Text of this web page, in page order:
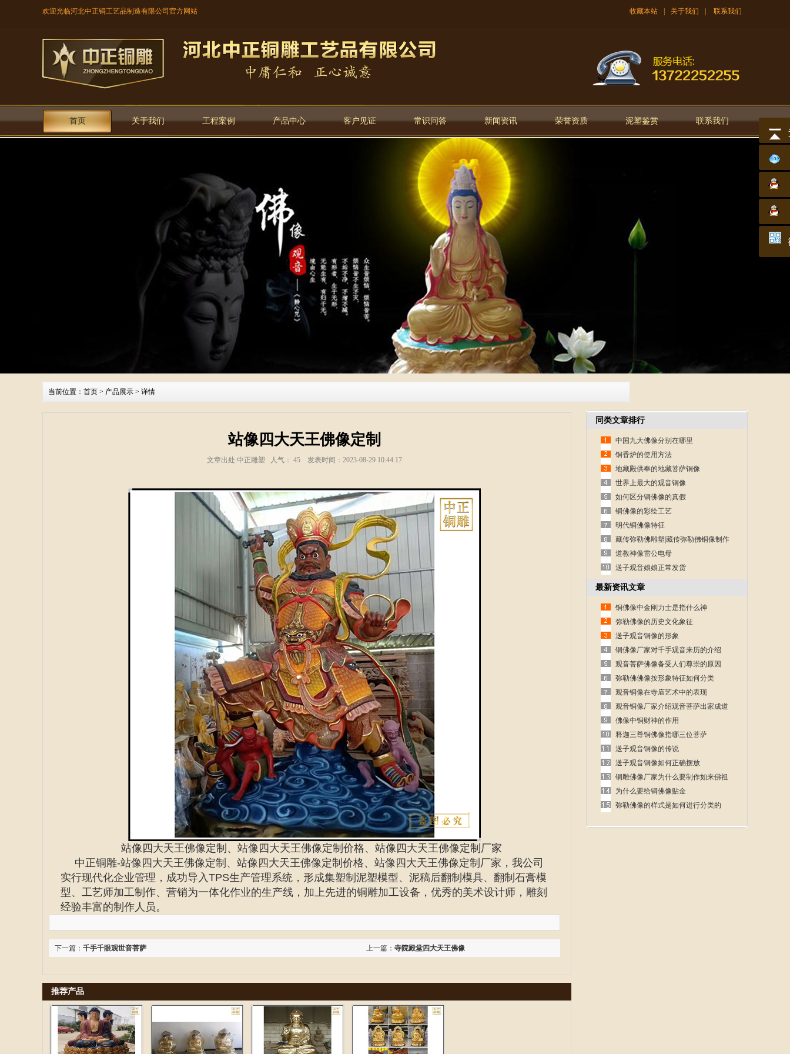
欢迎光临河北中正铜工艺品制造有限公司官方网站 收藏本站 关于我们 联系我们
首页 关于我们 工程案例 产品中心 客户见证 常识问答 新闻资讯 荣誉资质 泥塑鉴赏 联系我们
当前位置： 首页 > 产品展示 > 详情
站像四大天王佛像定制
文章出处:中正雕塑 人气： 45 发表时间：2023-08-29 10:44:17
站像四大天王佛像定制、站像四大天王佛像定制价格、站像四大天王佛像定制厂家
中正铜雕-站像四大天王佛像定制、站像四大天王佛像定制价格、站像四大天王佛像定制厂家 ，我公司
实行现代化企业管理，成功导入TPS生产管理系统，形成集塑制泥塑模型、泥稿后翻制模具、翻制石膏模
型、工艺师加工制作、营销为一体化作业的生产线，加上先进的铜雕加工设备，优秀的美术设计师，雕刻
经验丰富的制作人员。
上一篇： 寺院殿堂四大天王佛像
下一篇： 千手千眼观世音菩萨
推荐产品
同类文章排行
中国九大佛像分别在哪里
铜香炉的使用方法
地藏殿供奉的地藏菩萨铜像
世界上最大的观音铜像
如何区分铜佛像的真假
铜佛像的彩绘工艺
明代铜佛像特征
藏传弥勒佛雕塑|藏传弥勒佛铜像制作
道教神像雷公电母
送子观音娘娘正常发货
最新资讯文章
铜佛像中金刚力士是指什么神
弥勒佛像的历史文化象征
送子观音铜像的形象
铜佛像厂家对千手观音来历的介绍
观音菩萨佛像备受人们尊崇的原因
弥勒佛佛像按形象特征如何分类
观音铜像在寺庙艺术中的表现
观音铜像厂家介绍观音菩萨出家成道
的故事
佛像中铜财神的作用
释迦三尊铜佛像指哪三位菩萨
送子观音铜像的传说
送子观音铜像如何正确摆放
铜雕佛像厂家为什么要制作如来佛祖
呢
为什么要给铜佛像贴金
弥勒佛像的样式是如何进行分类的